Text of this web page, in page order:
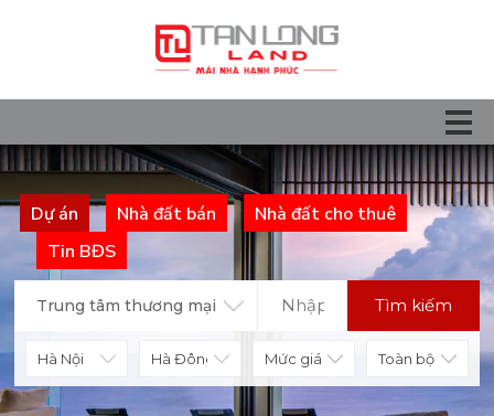
Dự án Nhà đất bán
Nhà đất cho thuê
Tin BĐS
Trung tâm thương mại Tìm kiếm
Mức giá Toàn bộ